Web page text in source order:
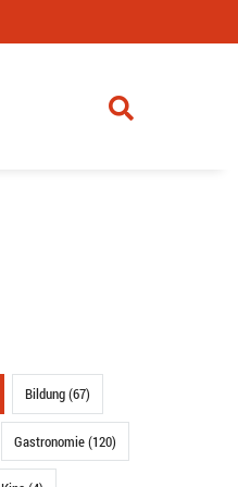
Bildung (67)
Gastronomie (120)